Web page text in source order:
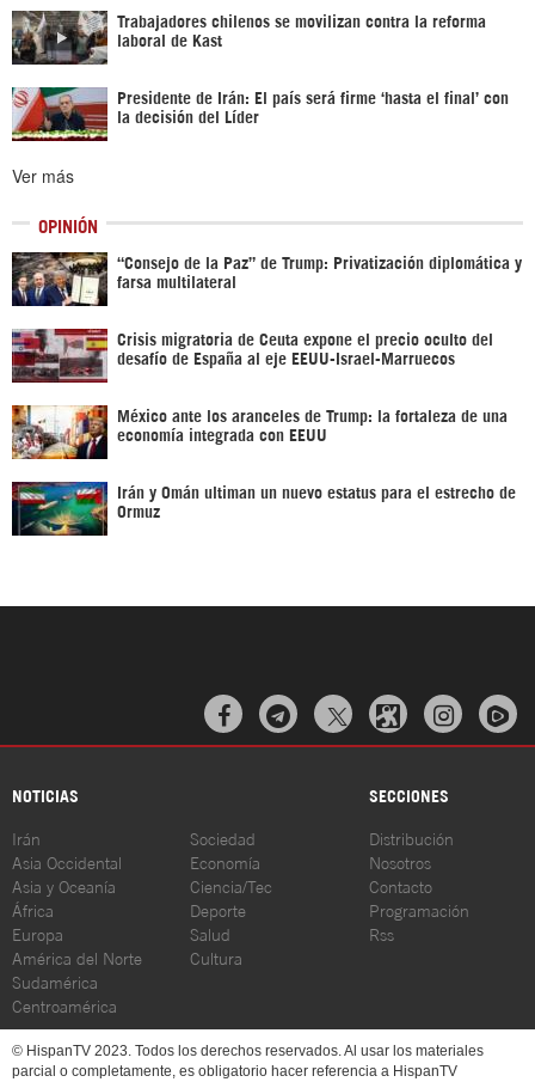
Trabajadores chilenos se movilizan contra la reforma
laboral de Kast
Presidente de Irán: El país será firme ‘hasta el final’ con
la decisión del Líder
Ver más
OPINIÓN
“Consejo de la Paz” de Trump: Privatización diplomática y
farsa multilateral
Crisis migratoria de Ceuta expone el precio oculto del
desafío de España al eje EEUU-Israel-Marruecos
México ante los aranceles de Trump: la fortaleza de una
economía integrada con EEUU
Irán y Omán ultiman un nuevo estatus para el estrecho de
Ormuz
  
NOTICIAS SECCIONES
Irán
Asia Occidental
Asia y Oceanía
África
Europa
América del Norte
Sudamérica
Centroamérica
Sociedad
Economía
Ciencia/Tec
Deporte
Salud
Cultura
Distribución
Nosotros
Contacto
Programación
Rss
© HispanTV 2023. Todos los derechos reservados. Al usar los materiales
parcial o completamente, es obligatorio hacer referencia a HispanTV